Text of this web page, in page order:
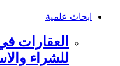
ابحاث علمية
للشراء